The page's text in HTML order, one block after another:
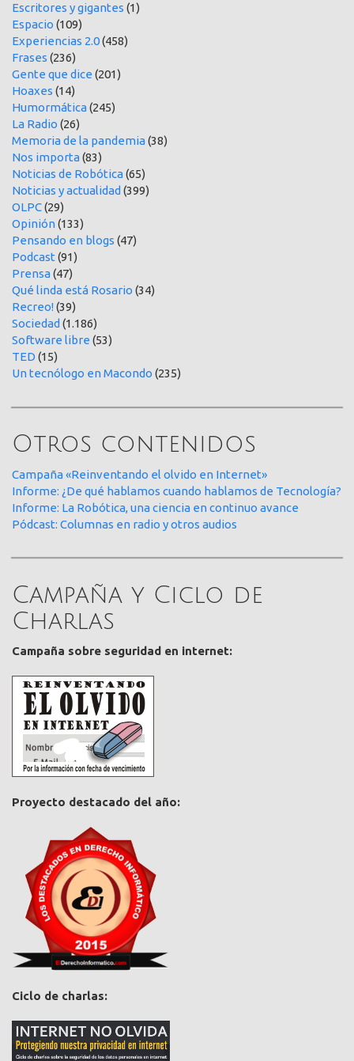
Escritores y gigantes (1)
Espacio (109)
Experiencias 2.0(458)
Frases (236)
Gente que dice (201)
Hoaxes (14)
Humormática(245)
La Radio (26)
Memoria de la pandemia(38)
Nos importa(83)
Noticias de Robótica(65)
Noticias y actualidad (399)
OLPC(29)
Opinión(133)
Pensando en blogs (47)
Podcast (91)
Prensa(47)
Qué linda está Rosario (34)
Recreo!(39)
Sociedad (1.186)
Software libre (53)
TED (15)
Un tecnólogo en Macondo (235)
Otros contenidos
Campaña «Reinventando el olvido en Internet»
Informe: ¿De qué hablamos cuando hablamos de Tecnología?
Informe: La Robótica, una ciencia en continuo avance
Pódcast: Columnas en radio y otros audios
Campaña y Ciclo de
Charlas
Campaña sobre seguridad en internet:
Proyecto destacado del año:
Ciclo de charlas: